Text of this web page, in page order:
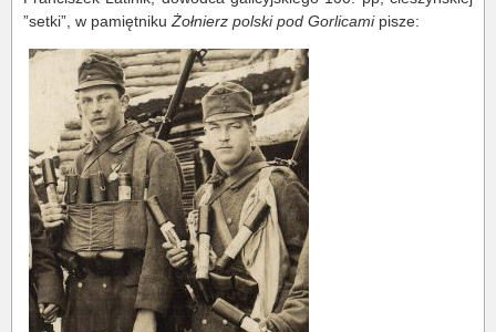
”setki”, w pamiętniku Żołnierz polski pod Gorlicamipisze: